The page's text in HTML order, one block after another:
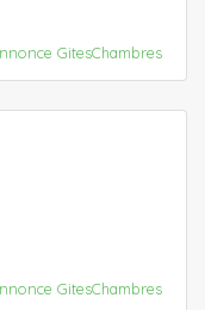
GitesChambres
GitesChambres